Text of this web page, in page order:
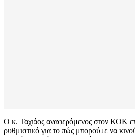
Ο κ. Ταχιάος αναφερόμενος στον ΚΟΚ
ρυθμιστικό για το πώς μπορούμε να